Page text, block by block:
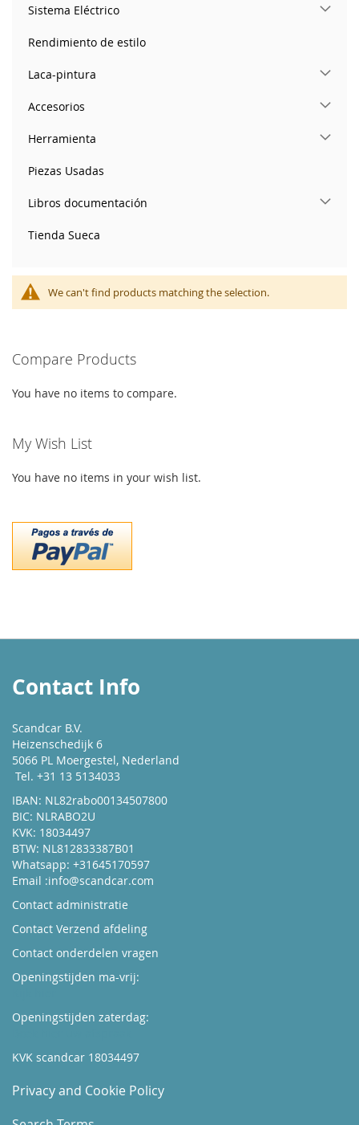
We can't find products matching the selection.
Sistema Eléctrico
Rendimiento de estilo
Laca-pintura
Accesorios
Herramienta
Piezas Usadas
Libros documentación
Tienda Sueca
Compare Products
You have no items to compare.
My Wish List
You have no items in your wish list.
Contact Info
Scandcar B.V.
Heizenschedijk 6
5066 PL Moergestel, Nederland
Tel. +31 13 5134033
IBAN: NL82rabo00134507800
BIC: NLRABO2U
KVK: 18034497
BTW: NL812833387B01
Whatsapp: +31645170597
Email :info@scandcar.com
Contact administratie
Contact Verzend afdeling
Contact onderdelen vragen
Openingstijden ma-vrij:
Openingstijden zaterdag:
KVK scandcar 18034497
Privacy and Cookie Policy